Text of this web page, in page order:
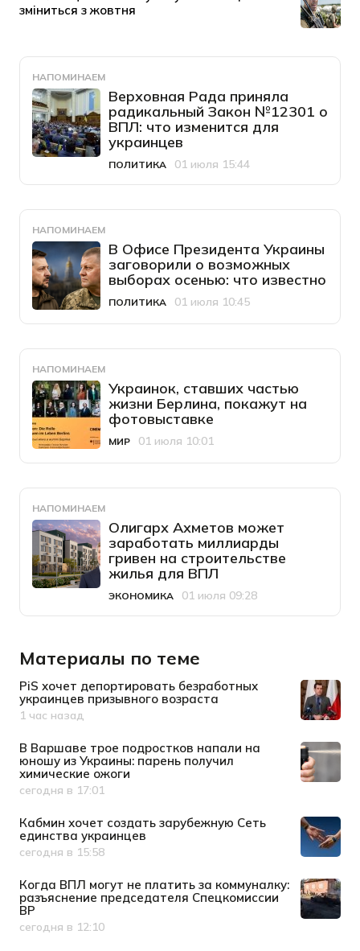
НАПОМИНАЕМ
Верховная Рада приняла
радикальный Закон №12301 о
ВПЛ: что изменится для
украинцев
Категория
ПОЛИТИКА
Дата публикации
01 июля 15:44
НАПОМИНАЕМ
В Офисе Президента Украины
заговорили о возможных
выборах осенью: что известно
Категория
ПОЛИТИКА
Дата публикации
01 июля 10:45
НАПОМИНАЕМ
Украинок, ставших частью
жизни Берлина, покажут на
фотовыставке
Категория
МИР
Дата публикации
01 июля 10:01
НАПОМИНАЕМ
Олигарх Ахметов может
заработать миллиарды
гривен на строительстве
жилья для ВПЛ
Категория
ЭКОНОМИКА
Дата публикации
01 июля 09:28
Материалы по теме
PiS хочет депортировать безработных
украинцев призывного возраста
Дата публикации
1 час назад
В Варшаве трое подростков напали на
юношу из Украины: парень получил
химические ожоги
Дата публикации
сегодня в 17:01
Кабмин хочет создать зарубежную Сеть
единства украинцев
Дата публикации
сегодня в 15:58
Когда ВПЛ могут не платить за коммуналку:
разъяснение председателя Спецкомиссии
ВР
Дата публикации
сегодня в 12:10